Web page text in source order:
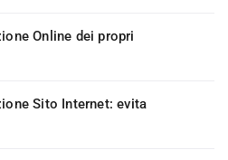
Online dei propri
Sito Internet: evita